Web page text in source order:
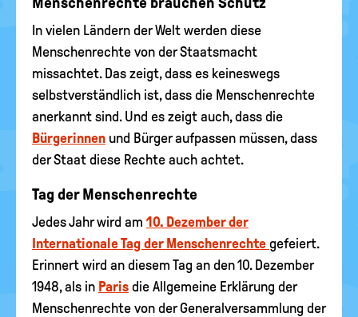
In vielen Ländern der Welt werden diese
Menschenrechte von der Staatsmacht
missachtet. Das zeigt, dass es keineswegs
selbstverständlich ist, dass die Menschenrechte
anerkannt sind. Und es zeigt auch, dass die
Bürgerinnen und Bürger aufpassen müssen, dass
der Staat diese Rechte auch achtet.
Tag der Menschenrechte
Jedes Jahr wird am 10. Dezember der
Internationale Tag der Menschenrechte gefeiert.
Erinnert wird an diesem Tag an den 10. Dezember
1948, als in Paris die Allgemeine Erklärung der
Menschenrechte von der Generalversammlung der